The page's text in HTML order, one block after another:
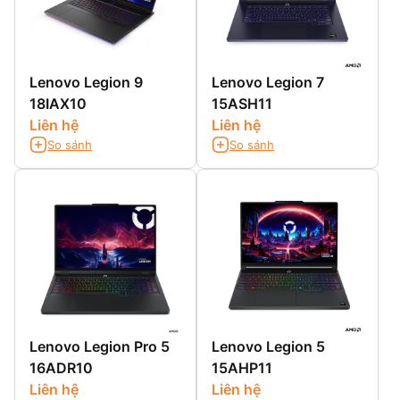
Lenovo Legion 9
18IAX10
Liên hệ
So sánh
Lenovo Legion 7
15ASH11
Liên hệ
So sánh
Lenovo Legion Pro 5
16ADR10
Liên hệ
Lenovo Legion 5
15AHP11
Liên hệ